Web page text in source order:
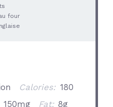
four
Calories: 180
150mg Fat: 8g